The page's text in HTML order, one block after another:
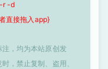
r -d
直接拖入app}
，均为本站原创发
，禁止复制、盗用、